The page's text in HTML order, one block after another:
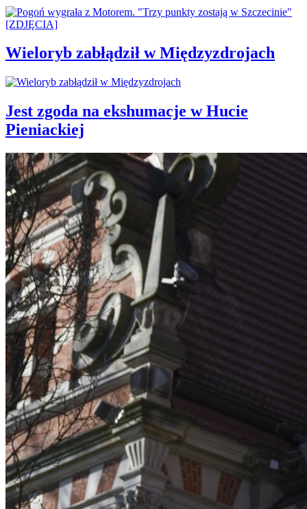
Wieloryb zabłądził w Międzyzdrojach
Jest zgoda na ekshumacje w Hucie
Pieniackiej